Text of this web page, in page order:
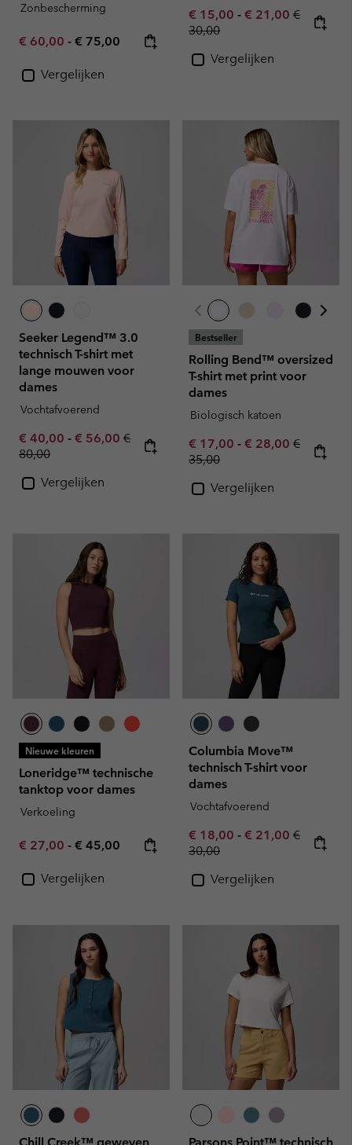
Zonbescherming
Minimum sale price:
€ 60,00 - Maximum price:
€ 75,00
Vergelijken
Minimum sale price:
€ 15,00 - Maximum sale
€ 21,00 Regular
€
30,00
Vergelijken
Seeker Legend™ 3.0
technisch T-shirt met
lange mouwen voor
dames
Vochtafvoerend
Minimum sale price:
€ 40,00 - Maximum sale price:
€ 56,00 Regular price:
€
80,00
Vergelijken
Bestseller
Rolling Bend™ oversized
T-shirt met print voor
dames
Biologisch katoen
Minimum sale price:
€ 17,00 - Maximum sale
€ 28,00 Regular
€
35,00
Vergelijken
Nieuwe kleuren
Loneridge™ technische
tanktop voor dames
Verkoeling
Minimum sale price:
€ 27,00 - Maximum price:
€ 45,00
Vergelijken
Columbia Move™
technisch T-shirt voor
dames
Vochtafvoerend
Minimum sale price:
€ 18,00 - Maximum sale
€ 21,00 Regular
€
30,00
Vergelijken